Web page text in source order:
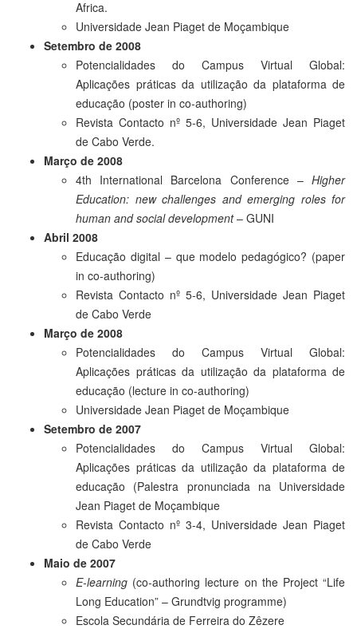
Africa.
Universidade Jean Piaget de Moçambique
Setembro de 2008
Potencialidades do Campus Virtual Global:
Aplicações práticas da utilização da plataforma de
educação (poster in co-authoring)
Revista Contacto nº 5-6, Universidade Jean Piaget
de Cabo Verde.
Março de 2008
4th International Barcelona Conference – Higher
Education: new challenges and emerging roles for
human and social development– GUNI
Abril 2008
Educação digital – que modelo pedagógico? (paper
in co-authoring)
Revista Contacto nº 5-6, Universidade Jean Piaget
de Cabo Verde
Março de 2008
Potencialidades do Campus Virtual Global:
Aplicações práticas da utilização da plataforma de
educação (lecture in co-authoring)
Universidade Jean Piaget de Moçambique
Setembro de 2007
Potencialidades do Campus Virtual Global:
Aplicações práticas da utilização da plataforma de
educação (Palestra pronunciada na Universidade
Jean Piaget de Moçambique
Revista Contacto nº 3-4, Universidade Jean Piaget
de Cabo Verde
Maio de 2007
E-learning (co-authoring lecture on the Project “Life
Long Education” – Grundtvig programme)
Escola Secundária de Ferreira do Zêzere